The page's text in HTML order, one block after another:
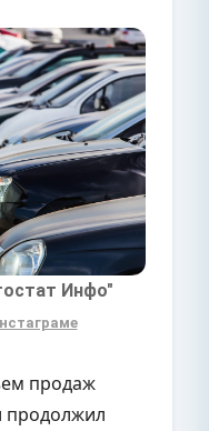
Инфо"
продаж
продолжил